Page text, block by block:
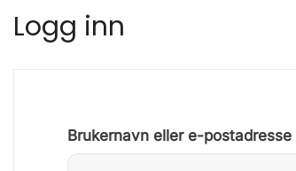
Logg inn
Brukernavn eller e-postadresse